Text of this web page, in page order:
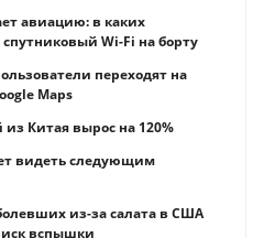
авиацию: в каких
Wi-Fi на борту
переходят на
Maps
Китая вырос на 120%
видеть следующим
из-за салата в США
вспышки